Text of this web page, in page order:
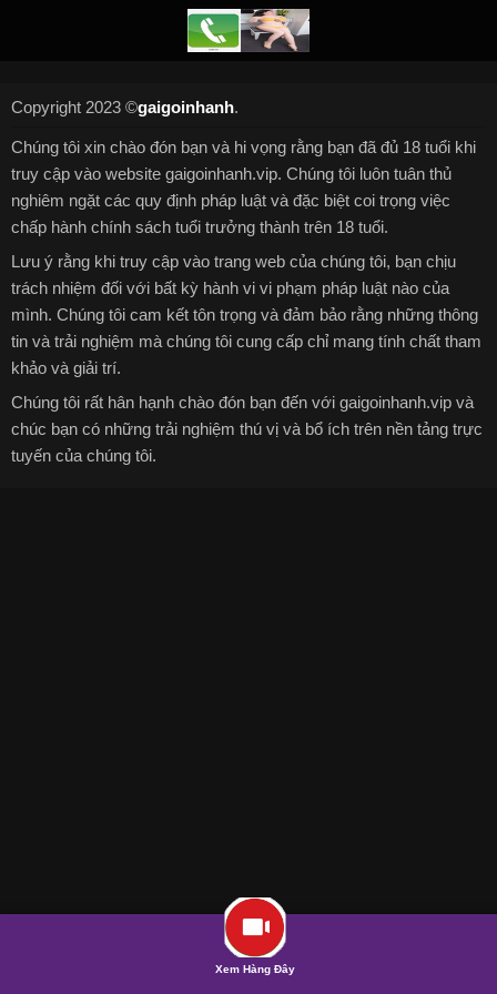
Copyright 2023 ©gaigoinhanh.
Chúng tôi xin chào đón bạn và hi vọng rằng bạn đã đủ 18 tuổi khi
truy cập vào website gaigoinhanh.vip. Chúng tôi luôn tuân thủ
nghiêm ngặt các quy định pháp luật và đặc biệt coi trọng việc
chấp hành chính sách tuổi trưởng thành trên 18 tuổi.
Lưu ý rằng khi truy cập vào trang web của chúng tôi, bạn chịu
trách nhiệm đối với bất kỳ hành vi vi phạm pháp luật nào của
mình. Chúng tôi cam kết tôn trọng và đảm bảo rằng những thông
tin và trải nghiệm mà chúng tôi cung cấp chỉ mang tính chất tham
khảo và giải trí.
Chúng tôi rất hân hạnh chào đón bạn đến với gaigoinhanh.vip và
chúc bạn có những trải nghiệm thú vị và bổ ích trên nền tảng trực
tuyến của chúng tôi.
Xem Hàng Đây